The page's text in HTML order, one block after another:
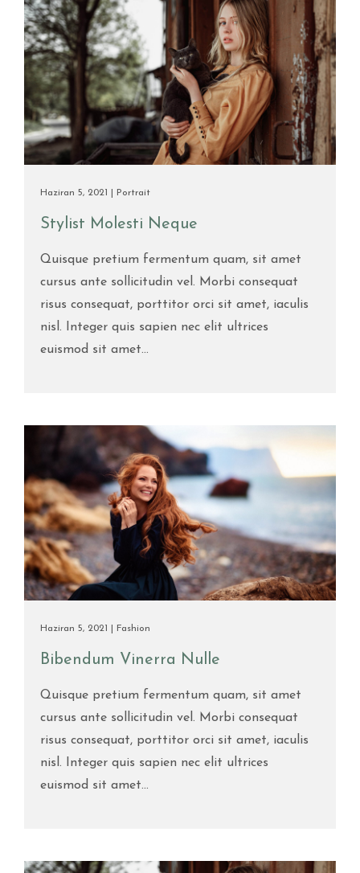
Haziran 5, 2021 | Portrait
Stylist Molesti Neque
Quisque pretium fermentum quam, sit amet
cursus ante sollicitudin vel. Morbi consequat
risus consequat, porttitor orci sit amet, iaculis
nisl. Integer quis sapien nec elit ultrices
euismod sit amet...
Haziran 5, 2021 | Fashion
Bibendum Vinerra Nulle
Quisque pretium fermentum quam, sit amet
cursus ante sollicitudin vel. Morbi consequat
risus consequat, porttitor orci sit amet, iaculis
nisl. Integer quis sapien nec elit ultrices
euismod sit amet...